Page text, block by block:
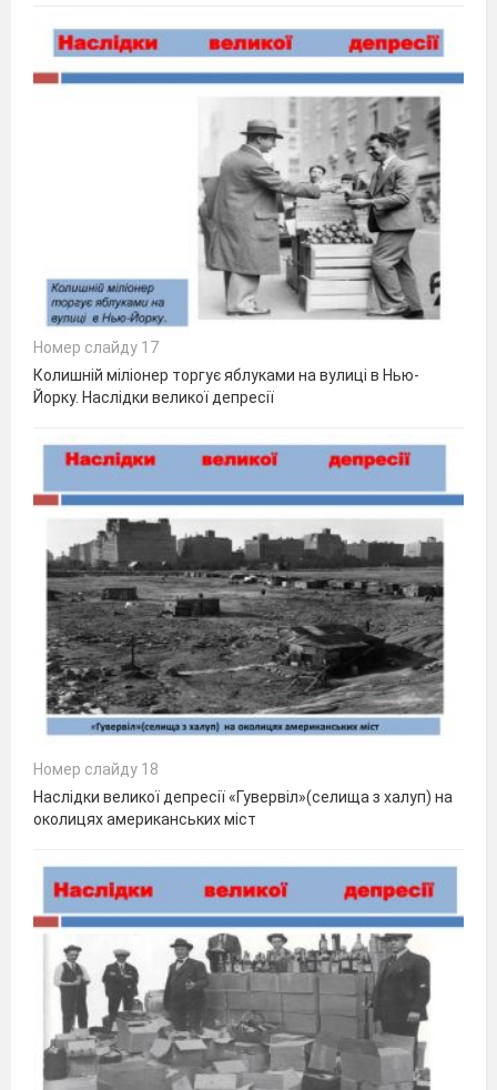
Номер слайду 17
Колишній міліонер торгує яблуками на вулиці в Нью-
Йорку. Наслідки великої депресії
Номер слайду 18
Наслідки великої депресії «Гувервіл»(селища з халуп) на
околицях американських міст